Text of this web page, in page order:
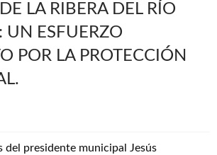
LA RIBERA DEL RÍO
UN ESFUERZO
POR LA PROTECCIÓN
del presidente municipal Jesús